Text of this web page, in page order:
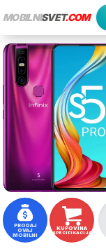
MOBILNISVET.COM
PRODAJ
OVAJ
MOBILNI
KUPOVINA
SPECIFIKACIJA